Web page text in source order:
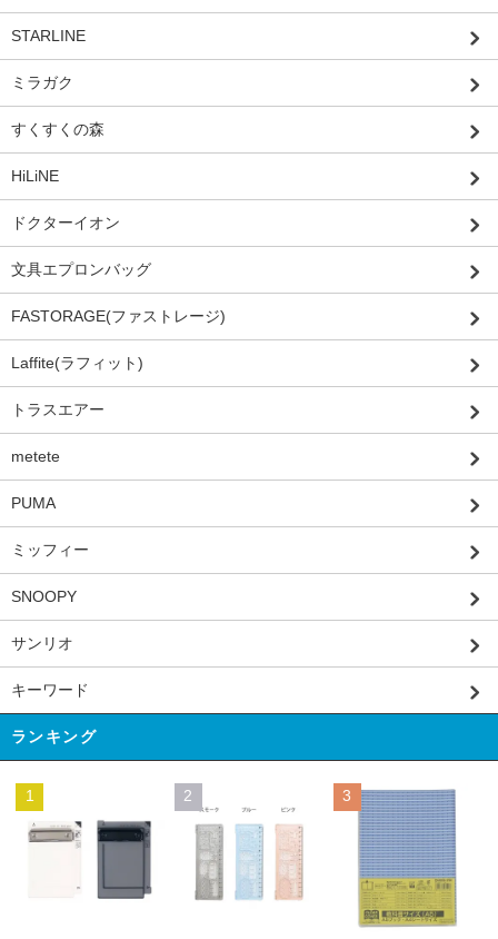
STARLINE
ミラガク
すくすくの森
HiLiNE
ドクターイオン
文具エプロンバッグ
FASTORAGE(ファストレージ)
Laffite(ラフィット)
トラスエアー
metete
PUMA
ミッフィー
SNOOPY
サンリオ
キーワード
ランキング
1 2 3